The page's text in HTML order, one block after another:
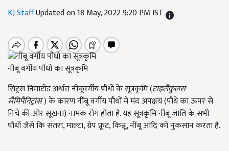
KJ StaffUpdated on 18 May, 2022 9:20 PM IST
नींबू वर्गीय पौधों का सूत्रकृमि
सिट्रस निमाटोड अर्थात नींबूवर्गीय पौधों के सूत्रकृमि (टाइलैंकुलस
सैमिपैनिट्रांस) के कारण नींबू वर्गीय पौधों में मंद अपक्षय (पौधे का ऊपर से
निचे की ओर सूखना) नामक रोग होता है. यह सूत्रकृमि नींबू जाति के सभी
पौधों जैसे कि संतरा, माल्टा, ग्रेप फ्रूट, किन्नू, नींबू आदि को नुकसान करता है.